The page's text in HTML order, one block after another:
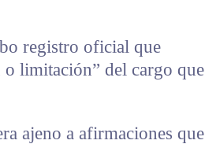
registro oficial que
limitación” del cargo que
ajeno a afirmaciones que